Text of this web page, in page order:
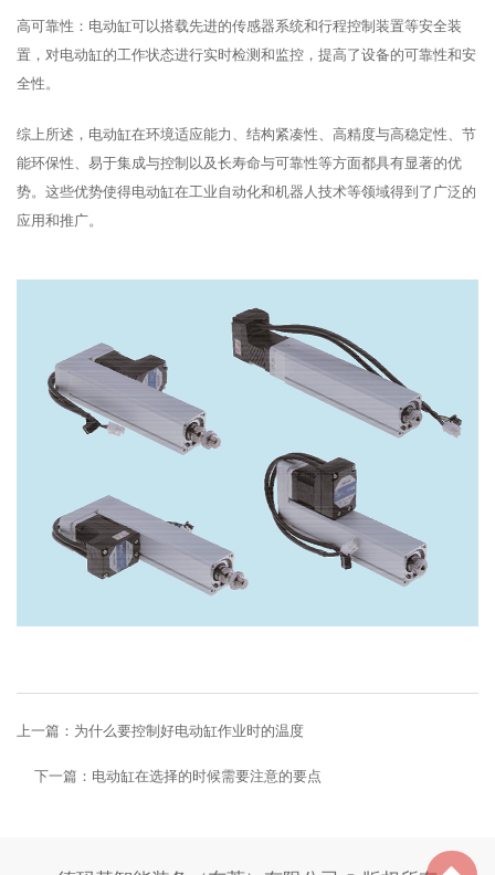
高可靠性：电动缸可以搭载先进的传感器系统和行程控制装置等安全装
置，对电动缸的工作状态进行实时检测和监控，提高了设备的可靠性和安
全性。
综上所述，电动缸在环境适应能力、结构紧凑性、高精度与高稳定性、节
能环保性、易于集成与控制以及长寿命与可靠性等方面都具有显著的优
势。这些优势使得电动缸在工业自动化和机器人技术等领域得到了广泛的
应用和推广。
上一篇： 为什么要控制好电动缸作业时的温度
下一篇： 电动缸在选择的时候需要注意的要点